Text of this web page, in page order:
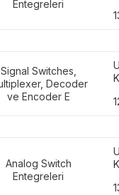
Entegreleri
Signal Switches,
Decoder
ve Encoder E
Analog Switch
Entegreleri